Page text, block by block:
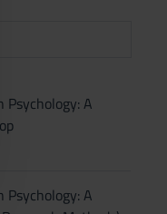
Psychology: A
A